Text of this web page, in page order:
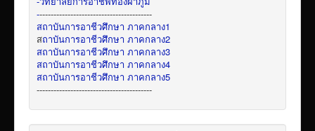
-----------------------------------------
สถาบันการอาชีวศึกษา ภาคกลาง1
สถาบันการอาชีวศึกษา ภาคกลาง2
สถาบันการอาชีวศึกษา ภาคกลาง3
สถาบันการอาชีวศึกษา ภาคกลาง4
สถาบันการอาชีวศึกษา ภาคกลาง5
-----------------------------------------